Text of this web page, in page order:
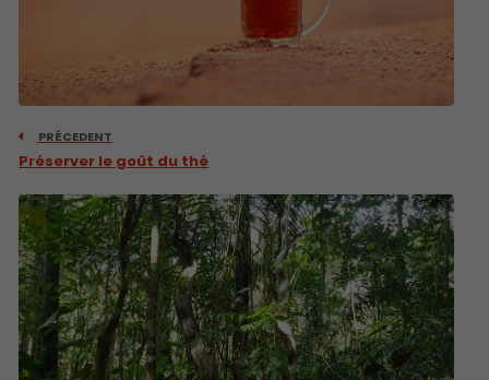
PRÉCEDENT
Préserver le goût du thé